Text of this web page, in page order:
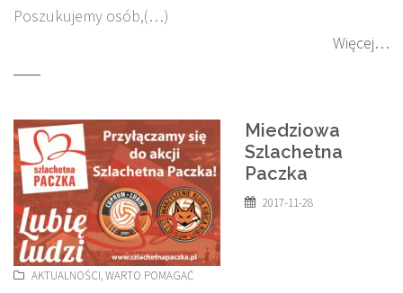
Poszukujemy osób,(…)
Więcej…
Miedziowa
Szlachetna
Paczka
2017-11-28
AKTUALNOŚCI,WARTO POMAGAĆ